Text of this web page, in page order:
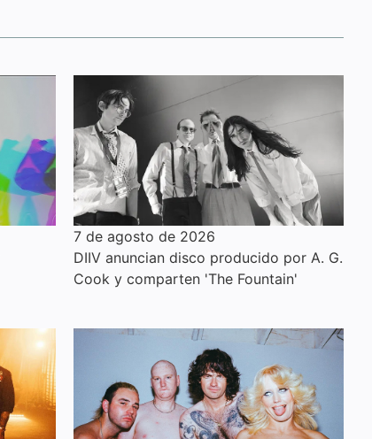
7 de agosto de 2026
DIIV anuncian disco producido por A. G.
Cook y comparten 'The Fountain'